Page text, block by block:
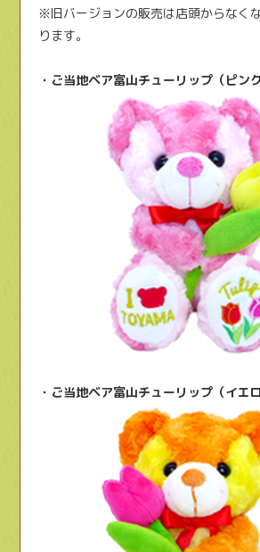
※旧バージョンの販売は店頭からなく
ります。
・ご当地ベア富山チューリップ（ピンク
・ご当地ベア富山チューリップ（イエロ